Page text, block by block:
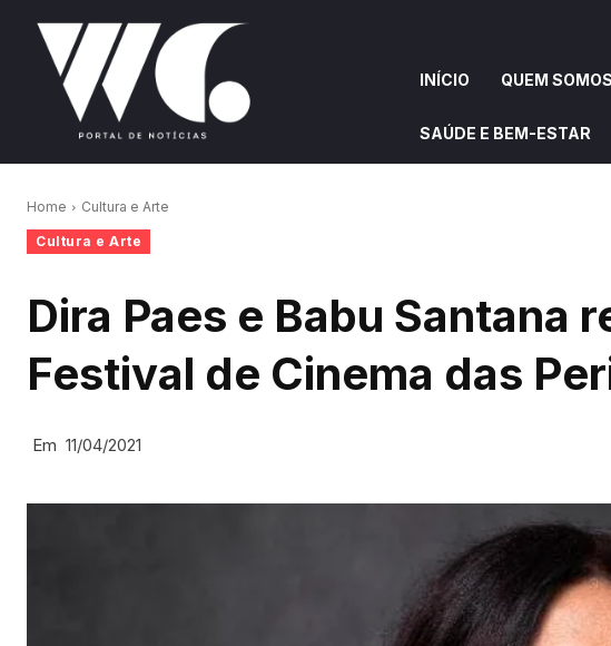
INÍCIO QUEM
SAÚDE E BEM-ESTAR
Home Cultura e Arte
Cultura e Arte
Dira Paes e Babu Santana
Festival de Cinema das
Em 11/04/2021